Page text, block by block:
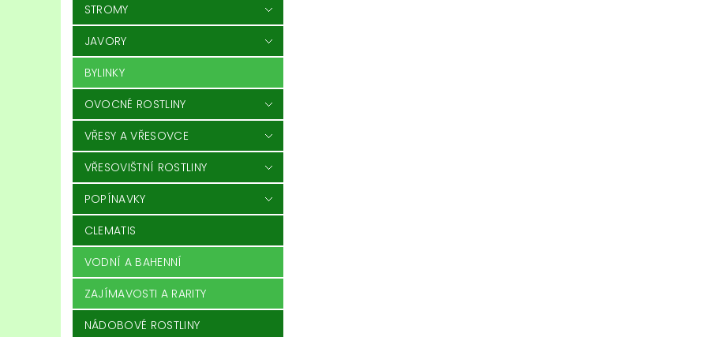
STROMY
JAVORY
BYLINKY
OVOCNÉ ROSTLINY
VŘESY A VŘESOVCE
VŘESOVIŠTNÍ ROSTLINY
POPÍNAVKY
CLEMATIS
VODNÍ A BAHENNÍ
ZAJÍMAVOSTI A RARITY
NÁDOBOVÉ ROSTLINY